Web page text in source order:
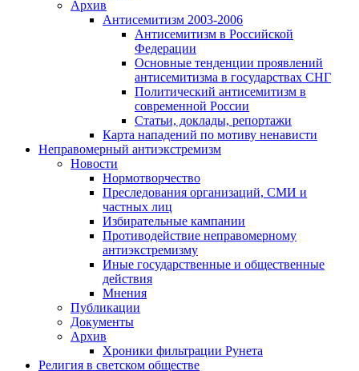
Архив
Антисемитизм 2003-2006
Антисемитизм в Российской
Федерации
Основные тенденции проявлений
антисемитизма в государствах СНГ
Политический антисемитизм в
современной России
Статьи, доклады, репортажи
Карта нападений по мотиву ненависти
Неправомерный антиэкстремизм
Новости
Нормотворчество
Преследования организаций, СМИ и
частных лиц
Избирательные кампании
Противодействие неправомерному
антиэкстремизму
Иные государственные и общественные
действия
Мнения
Публикации
Документы
Архив
Хроники фильтрации Рунета
Религия в светском обществе